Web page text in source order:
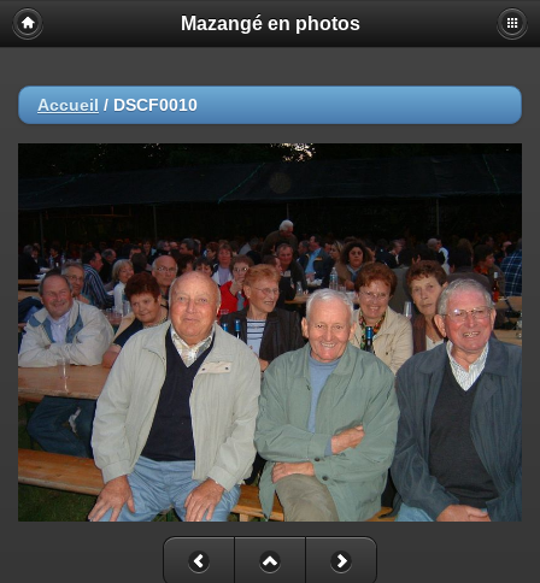
Mazangé en photos
Accueil / DSCF0010